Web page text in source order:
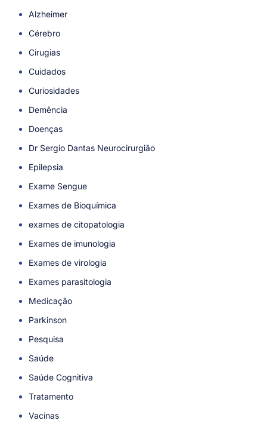
Alzheimer
Cérebro
Cirugias
Cuidados
Curiosidades
Demência
Doenças
Dr Sergio Dantas Neurocirurgião
Epilepsia
Exame Sengue
Exames de Bioquímica
exames de citopatologia
Exames de imunologia
Exames de virologia
Exames parasitologia
Medicação
Parkinson
Pesquisa
Saúde
Saúde Cognitiva
Tratamento
Vacinas